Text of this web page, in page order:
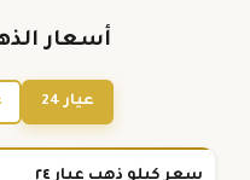
أسعار
عيار 24
سعر كيلو ذهب عيار ٢٤